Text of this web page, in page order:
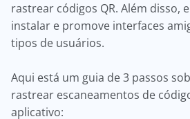
rastrear códigos QR. Além disso,
instalar e promove interfaces
tipos de usuários.
Aqui está um guia de 3 passos
rastrear escaneamentos de
aplicativo: